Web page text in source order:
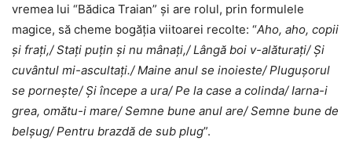
vremea lui “Bădica Traian” şi are rolul, prin formulele
magice, să cheme bogăţia viitoarei recolte: “Aho, aho, copii
şi fraţi,/ Staţi puţin şi nu mânaţi,/ Lângă boi v-alăturaţi/ Şi
cuvântul mi-ascultaţi./ Maine anul se inoieste/ Pluguşorul
se porneşte/ Şi începe a ura/ Pe la case a colinda/ Iarna-i
grea, omătu-i mare/ Semne bune anul are/ Semne bune de
belşug/ Pentru brazdă de sub plug”.